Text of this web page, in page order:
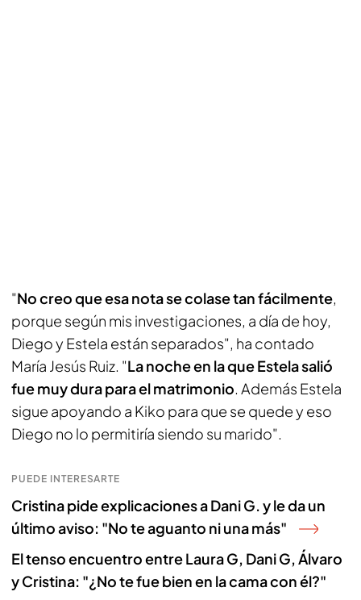
"No creo que esa nota se colase tan fácilmente,
porque según mis investigaciones, a día de hoy,
Diego y Estela están separados", ha contado
María Jesús Ruiz. "La noche en la que Estela salió
fue muy dura para el matrimonio. Además Estela
sigue apoyando a Kiko para que se quede y eso
Diego no lo permitiría siendo su marido".
PUEDE INTERESARTE
Cristina pide explicaciones a Dani G. y le da un
último aviso: "No te aguanto ni una más"
El tenso encuentro entre Laura G, Dani G, Álvaro
y Cristina: "¿No te fue bien en la cama con él?"